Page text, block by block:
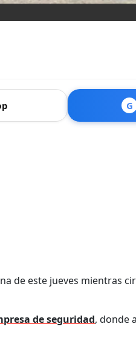
G
de este jueves mientras
de seguridad, donde